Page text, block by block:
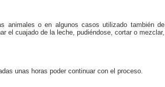
animales o en algunos casos utilizado también de
el cuajado de la leche, pudiéndose, cortar o mezclar,
unas horas poder continuar con el proceso.